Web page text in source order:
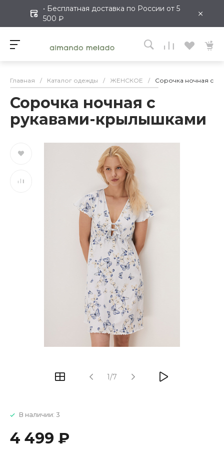
• Бесплатная доставка по России от 5
500 ₽
×
Главная / Каталог одежды / ЖЕНСКОЕ / Сорочка ночная с
Сорочка ночная с
рукавами-крылышками
1/7
В наличии: 3
4 499 ₽